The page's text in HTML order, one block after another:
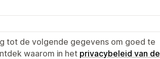
tot de volgende gegevens om goed te
waarom in het privacybeleid van de